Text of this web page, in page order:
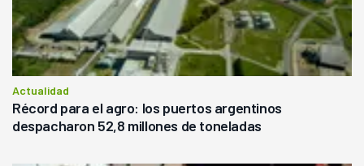
Actualidad
Récord para el agro: los puertos argentinos
despacharon 52,8 millones de toneladas